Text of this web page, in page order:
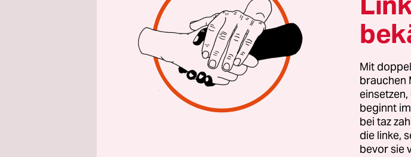
kein Blatt vor den Mund, als er den
zwölf nach Pisa beschrieb: Je
Schüler wohnen, werden sie
Leistungsunterschiede in einem
Schuljahre.
„Diese Leistungsunterschiede sind
nicht kleiner geworden. Wir haben
Deutschland“, donnerte der
Mit
brauchen
beginnt
bei taz
die linke,
bevor sie